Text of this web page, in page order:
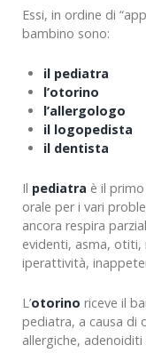
Essi, in ordine di
bambino sono:
il pediatra
l’otorino
l’allergologo
il logopedista
il dentista
Il pediatra è il
orale per i vari
ancora respira
evidenti, asma,
iperattività,
L’otorino riceve il
pediatra, a causa di
allergiche, adenoiditi